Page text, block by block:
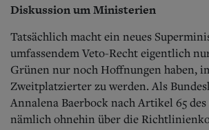
Diskussion um Ministerien
Tatsächlich macht ein neues
umfassendem Veto-Recht eigentlich
Grünen nur noch Hoffnungen haben,
Zweitplatzierter zu werden. Als
Annalena Baerbock nach Artikel 65
nämlich ohnehin über die